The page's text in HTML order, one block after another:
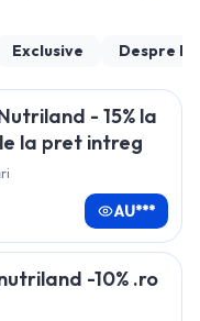
Exclusive Despre
- 15% la
la pret intreg
AU***
-10% .ro